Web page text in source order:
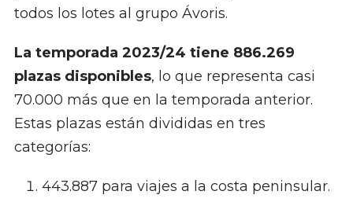
todos los lotes al grupo Ávoris.
La temporada 2023/24 tiene 886.269
plazas disponibles, lo que representa casi
70.000 más que en la temporada anterior.
Estas plazas están divididas en tres
categorías:
443.887 para viajes a la costa peninsular.